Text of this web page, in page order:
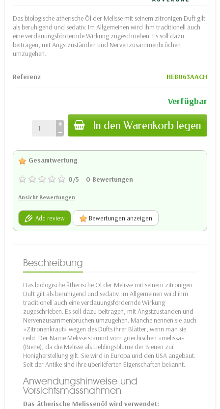
Das biologische ätherische Öl der Melisse mit seinem zitronigen Duft gilt
als beruhigend und sedativ. Im Allgemeinen wird ihm traditionell auch
eine verdauungsfördernde Wirkung zugeschrieben. Es soll dazu
beitragen, mit Angstzuständen und Nervenzusammenbrüchen
umzugehen.
Referenz HEB063AACH
Verfügbar
In den Warenkorb legen
Gesamtwertung:
0/5 - 0 Bewertungen
Ansicht Bewertungen
Add review Bewertungen anzeigen
Beschreibung
Das biologische ätherische Öl der Melisse mit seinem zitronigen
Duft gilt als beruhigend und sedativ. Im Allgemeinen wird ihm
traditionell auch eine verdauungsfördernde Wirkung
zugeschrieben. Es soll dazu beitragen, mit Angstzuständen und
Nervenzusammenbrüchen umzugehen. Manche nennen sie auch
«Zitronenkraut» wegen des Dufts ihrer Blätter, wenn man sie
reibt. Der Name Melisse stammt vom griechischen «melissa»
(Biene), da die Melisse als Lieblingsblume der Bienen zur
Honigherstellung gilt. Sie wird in Europa und den USA angebaut.
Seit der Antike sind ihre überlieferten Eigenschaften bekannt.
Anwendungshinweise und
Vorsichtsmassnahmen
Das ätherische Melissenöl wird verwendet: